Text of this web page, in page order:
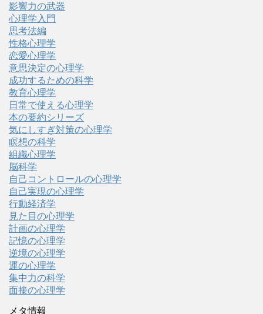
影響力の武器
心理学入門
思考法編
性格心理学
恋愛心理学
意思決定の心理学
成功するための科学
教育心理学
日常で使える心理学
本の要約シリーズ
気にしすぎ対策の心理学
瞑想の科学
組織心理学
脳科学
自己コントロールの心理学
自己実現の心理学
行動経済学
見た目の心理学
計画の心理学
記憶の心理学
逆境の心理学
運の心理学
集中力の科学
面接の心理学
メタ情報